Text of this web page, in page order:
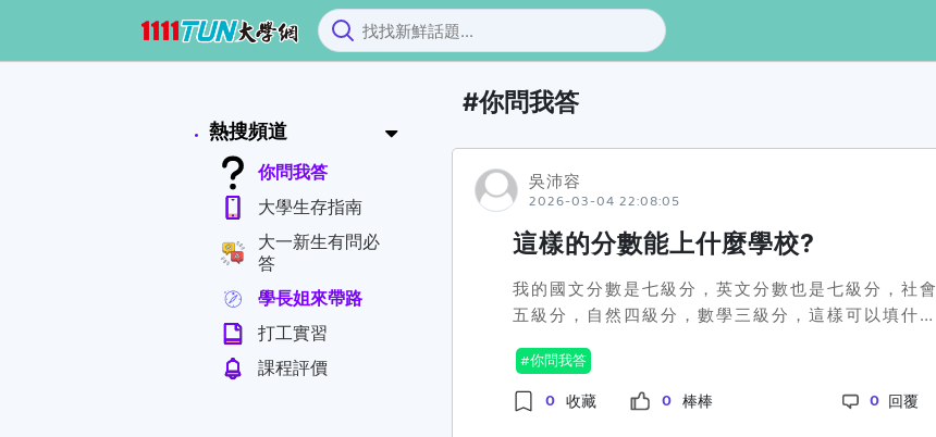
熱搜頻道
你問我答
大學生存指南
大一新生有問必
答
學長姐來帶路
打工實習
課程評價
你問我答
吳沛容
2026-03-04 22:08:05
這樣的分數能上什麼學校?
我的國文分數是七級分，英文分數也是七級分，社會
五級分，自然四級分，數學三級分，這樣可以填什麼
你問我答
0 收藏 0 棒棒 0 回覆